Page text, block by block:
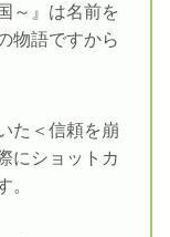
～』は名前を
物語ですから
た＜信頼を崩
にショットカ
。